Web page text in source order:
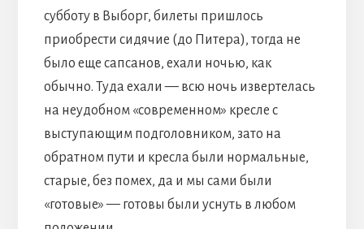
субботу в Выборг, билеты пришлось
приобрести сидячие (до Питера), тогда не
было еще сапсанов, ехали ночью, как
обычно. Туда ехали — всю ночь извертелась
на неудобном «современном» кресле с
выступающим подголовником, зато на
обратном пути и кресла были нормальные,
старые, без помех, да и мы сами были
«готовые» — готовы были уснуть в любом